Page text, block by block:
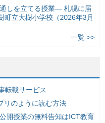
しを立てる授業— 札幌に届
町立大樹小学校（2026年3月
一覧 >>
転載サービス
リのように読む方法
開授業の無料告知はICT教育